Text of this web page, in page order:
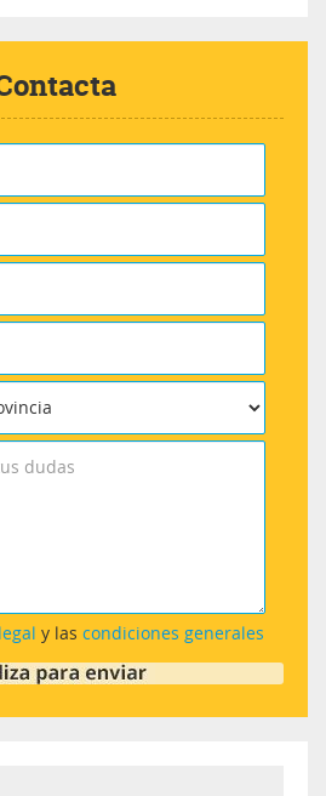
y las condiciones generales